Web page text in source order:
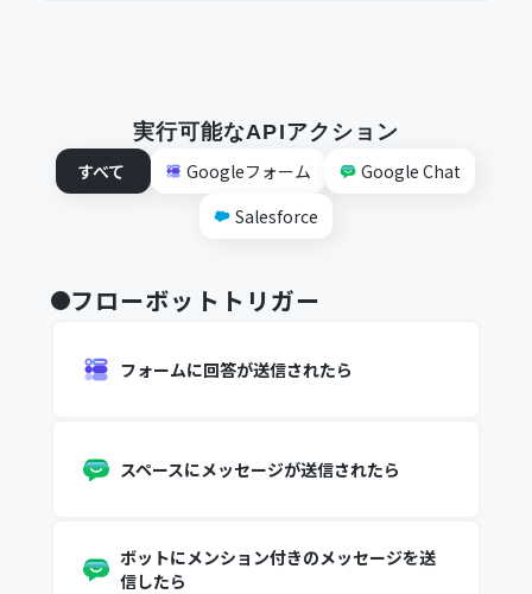
実行可能なAPIアクション
すべて
Googleフォーム
Google Chat
Salesforce
フローボットトリガー
フォームに回答が送信されたら
スペースにメッセージが送信されたら
ボットにメンション付きのメッセージを送
信したら